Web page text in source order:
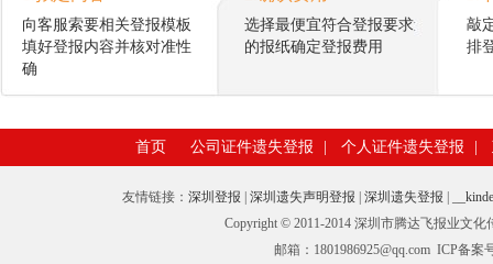
向客服索要相关登报模板
填好登报内容并核对准性
确
选择最便宜符合登报要求
的报纸确定登报费用
敲
排
首页 公司证件遗失登报 个人证件遗失登报
友情链接： 深圳登报 深圳遗失声明登报 深圳遗失登报
Copyright © 2011-2014 深圳市腾达飞报业文
邮箱：1801986925@qq.com ICP备案